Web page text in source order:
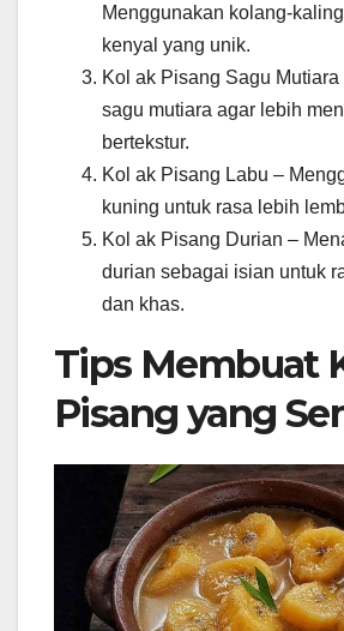
Menggunakan kolang-
kenyal yang unik.
Kol ak Pisang Sagu
sagu mutiara agar lebih
bertekstur.
Kol ak Pisang Labu –
kuning untuk rasa lebih
Kol ak Pisang Durian –
durian sebagai isian untuk
dan khas.
Tips Membuat
Pisang yang